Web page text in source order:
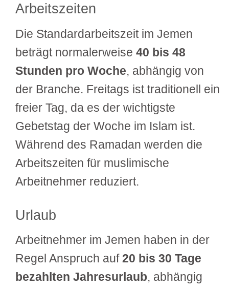
Arbeitszeiten
Die Standardarbeitszeit im Jemen
beträgt normalerweise 40 bis 48
Stunden pro Woche, abhängig von
der Branche. Freitags ist traditionell ein
freier Tag, da es der wichtigste
Gebetstag der Woche im Islam ist.
Während des Ramadan werden die
Arbeitszeiten für muslimische
Arbeitnehmer reduziert.
Urlaub
Arbeitnehmer im Jemen haben in der
Regel Anspruch auf20 bis 30 Tage
bezahlten Jahresurlaub, abhängig